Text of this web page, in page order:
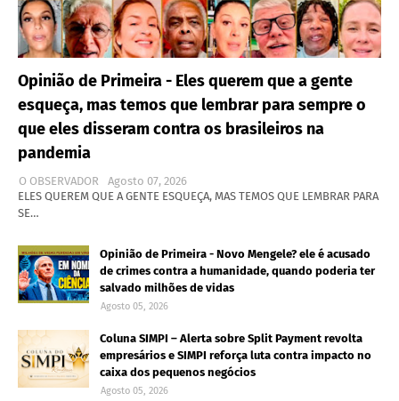
Opinião de Primeira - Eles querem que a gente
esqueça, mas temos que lembrar para sempre o
que eles disseram contra os brasileiros na
pandemia
O OBSERVADOR
Agosto 07, 2026
ELES QUEREM QUE A GENTE ESQUEÇA, MAS TEMOS QUE LEMBRAR PARA
SE…
Opinião de Primeira - Novo Mengele? ele é acusado
de crimes contra a humanidade, quando poderia ter
salvado milhões de vidas
Agosto 05, 2026
Coluna SIMPI – Alerta sobre Split Payment revolta
empresários e SIMPI reforça luta contra impacto no
caixa dos pequenos negócios
Agosto 05, 2026